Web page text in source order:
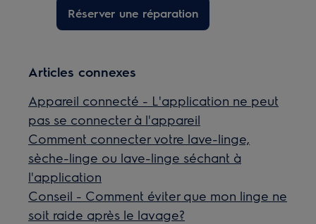
Réserver une réparation
Articles connexes
Appareil connecté - L'application ne peut
pas se connecter à l'appareil
Comment connecter votre lave-linge,
sèche-linge ou lave-linge séchant à
l'application
Conseil - Comment éviter que mon linge ne
soit raide après le lavage?